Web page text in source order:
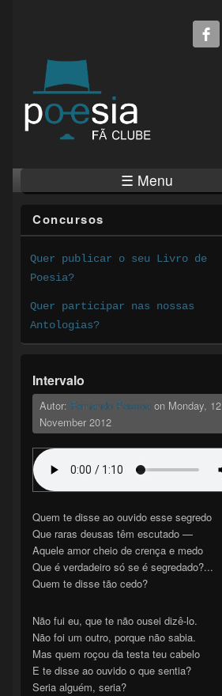
☰ Menu
Concursos
Quer publicar o seu Livro de
Poesia?
Quer participar nas nossas
Antologias?
Intervalo
Autor: Fernando Pessoaon Monday, 12
November 2012
Quem te disse ao ouvido esse segredo
Que raras deusas têm escutado —
Aquele amor cheio de crença e medo
Que é verdadeiro só se é segredado?...
Quem te disse tão cedo?
Não fui eu, que te não ousei dizê-lo.
Não foi um outro, porque não sabia.
Mas quem roçou da testa teu cabelo
E te disse ao ouvido o que sentia?
Seria alguém, seria?